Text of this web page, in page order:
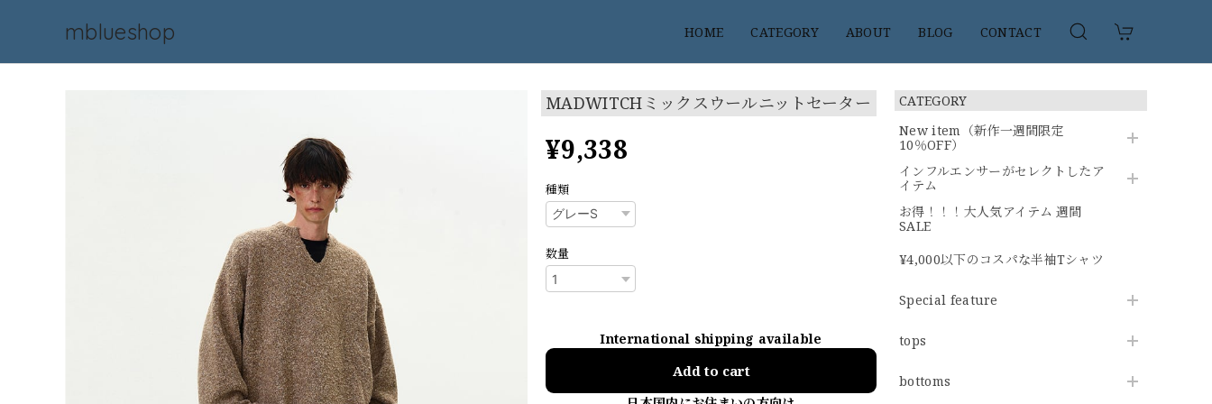
mblueshop HOME CATEGORY ABOUT BLOG CONTACT
CATEGORY
New item（新作一週間限定
10％OFF）
インフルエンサーがセレクトしたア
イテム
お得！！！大人気アイテム 週間
SALE
¥4,000以下のコスパな半袖Tシャツ
Special feature
tops
bottoms
MADWITCHミックスウールニットセーター
¥9,338
種類
数量
International shipping available
Add to cart